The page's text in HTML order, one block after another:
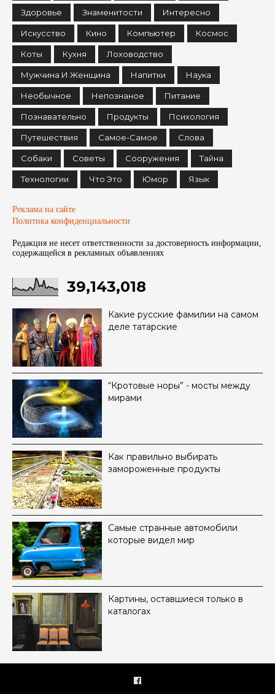
Здоровье Знаменитости Интересно
Искусство Кино Компьютер Космос
Коты Кухня Лоховодство
Мужчина И Женщина Напитки Наука
Необычное Непознаное Питание
Познавательно Продукты Психология
Путешествия Самое-Самое Слова
Собаки Советы Сооружения Тайна
Технологии Что Это Юмор Язык
Реклама на сайте
Политика конфиденциальности
Редакция не несет ответственности за достоверность информации,
содержащейся в рекламных объявленияx
39,143,018
Какие русские фамилии на самом
деле татарские
“Кротовые норы” - мосты между
мирами
Как правильно выбирать
замороженные продукты
Самые странные автомобили
которые видел мир
Картины, оставшиеся только в
каталогах